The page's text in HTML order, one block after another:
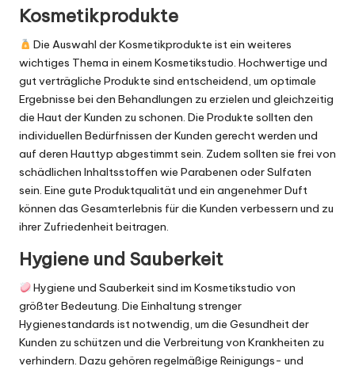
Kosmetikprodukte
Die Auswahl der Kosmetikprodukte ist ein weiteres
wichtiges Thema in einem Kosmetikstudio. Hochwertige und
gut verträgliche Produkte sind entscheidend, um optimale
Ergebnisse bei den Behandlungen zu erzielen und gleichzeitig
die Haut der Kunden zu schonen. Die Produkte sollten den
individuellen Bedürfnissen der Kunden gerecht werden und
auf deren Hauttyp abgestimmt sein. Zudem sollten sie frei von
schädlichen Inhaltsstoffen wie Parabenen oder Sulfaten
sein. Eine gute Produktqualität und ein angenehmer Duft
können das Gesamterlebnis für die Kunden verbessern und zu
ihrer Zufriedenheit beitragen.
Hygiene und Sauberkeit
Hygiene und Sauberkeit sind im Kosmetikstudio von
größter Bedeutung. Die Einhaltung strenger
Hygienestandards ist notwendig, um die Gesundheit der
Kunden zu schützen und die Verbreitung von Krankheiten zu
verhindern. Dazu gehören regelmäßige Reinigungs- und